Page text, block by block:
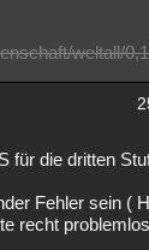
weltall/
für die dritten
Fehler sein (
recht